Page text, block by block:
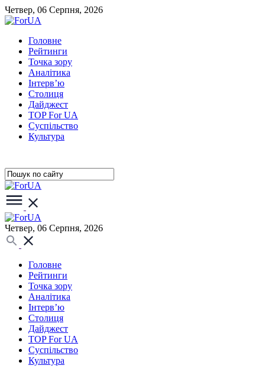
Четвер, 06 Серпня, 2026
Головне
Рейтинги
Точка зору
Аналітика
Інтерв’ю
Столиця
Дайджест
TOP For UA
Суспiльство
Культура
Четвер, 06 Серпня, 2026
Головне
Рейтинги
Точка зору
Аналітика
Інтерв’ю
Столиця
Дайджест
TOP For UA
Суспiльство
Культура